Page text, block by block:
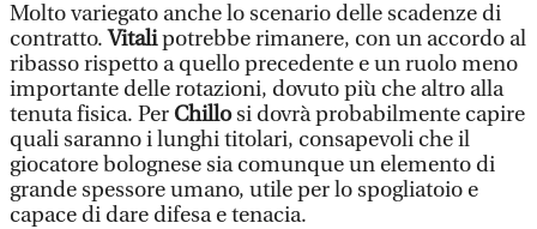
Molto variegato anche lo scenario delle scadenze di
contratto.Vitalipotrebbe rimanere, con un accordo al
ribasso rispetto a quello precedente e un ruolo meno
importante delle rotazioni, dovuto più che altro alla
tenuta fisica. Per Chillosi dovrà probabilmente capire
quali saranno i lunghi titolari, consapevoli che il
giocatore bolognese sia comunque un elemento di
grande spessore umano, utile per lo spogliatoio e
capace di dare difesa e tenacia.